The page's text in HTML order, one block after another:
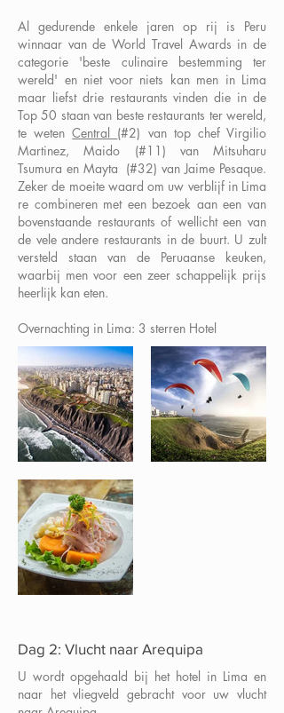
Al gedurende enkele jaren op rij is Peru
winnaar van de World Travel Awards in de
categorie 'beste culinaire bestemming ter
wereld' en niet voor niets kan men in Lima
maar liefst drie restaurants vinden die in de
Top 50 staan van beste restaurants ter wereld,
te wetenCentral (#2) van top chef Virgilio
Martinez, Maido (#11) van Mitsuharu
Tsumura en Mayta (#32) van Jaime Pesaque.
Zeker de moeite waard om uw verblijf in Lima
re combineren met een bezoek aan een van
bovenstaande restaurants of wellicht een van
de vele andere restaurants in de buurt. U zult
versteld staan van de Peruaanse keuken,
waarbij men voor een zeer schappelijk prijs
heerlijk kan eten.
Overnachting in Lima: 3 sterren Hotel
Dag 2: Vlucht naar Arequipa
U wordt opgehaald bij het hotel in Lima en
naar het vliegveld gebracht voor uw vlucht